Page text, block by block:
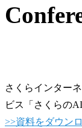
さくらインター
ビス「さくらのAI
>>資料をダウン